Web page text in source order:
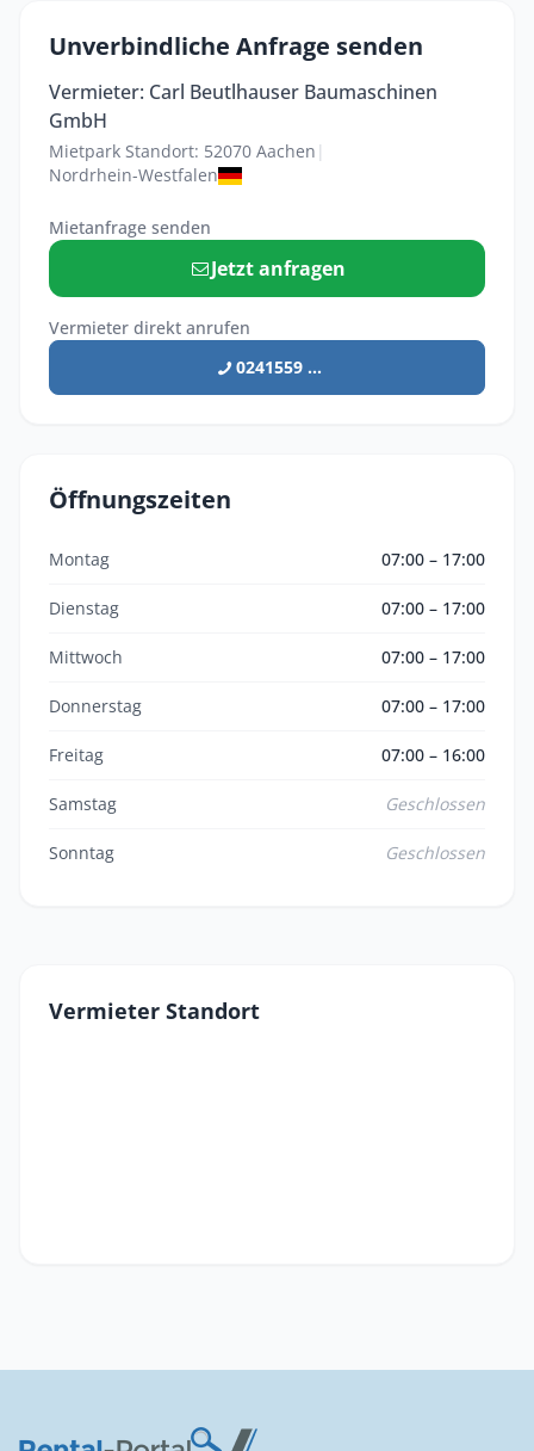
Unverbindliche Anfrage senden
Vermieter: Carl Beutlhauser Baumaschinen
GmbH
Mietpark Standort: 52070 Aachen |
Nordrhein-Westfalen
Mietanfrage senden
Jetzt anfragen
Vermieter direkt anrufen
0241559 ...
Öffnungszeiten
Montag 07:00 – 17:00
Dienstag 07:00 – 17:00
Mittwoch 07:00 – 17:00
Donnerstag 07:00 – 17:00
Freitag 07:00 – 16:00
Samstag Geschlossen
Sonntag Geschlossen
Vermieter Standort